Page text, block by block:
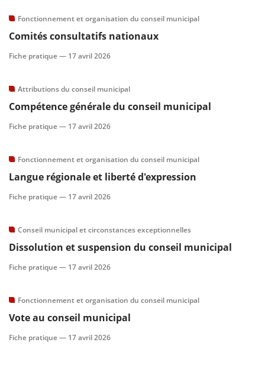
Fonctionnement et organisation du conseil municipal
Comités consultatifs nationaux
Fiche pratique — 17 avril 2026
Attributions du conseil municipal
Compétence générale du conseil municipal
Fiche pratique — 17 avril 2026
Fonctionnement et organisation du conseil municipal
Langue régionale et liberté d'expression
Fiche pratique — 17 avril 2026
Conseil municipal et circonstances exceptionnelles
Dissolution et suspension du conseil municipal
Fiche pratique — 17 avril 2026
Fonctionnement et organisation du conseil municipal
Vote au conseil municipal
Fiche pratique — 17 avril 2026